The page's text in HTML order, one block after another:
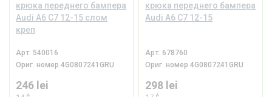
крюка переднего бампера
Audi A6 C7 12-15 слом
креп
Арт. 540016
Ориг. номер4G0807241GRU
246 lei
крюка переднего бампера
Audi A6 C7 12-15
Арт. 678760
Ориг. номер4G0807241GRU
298 lei